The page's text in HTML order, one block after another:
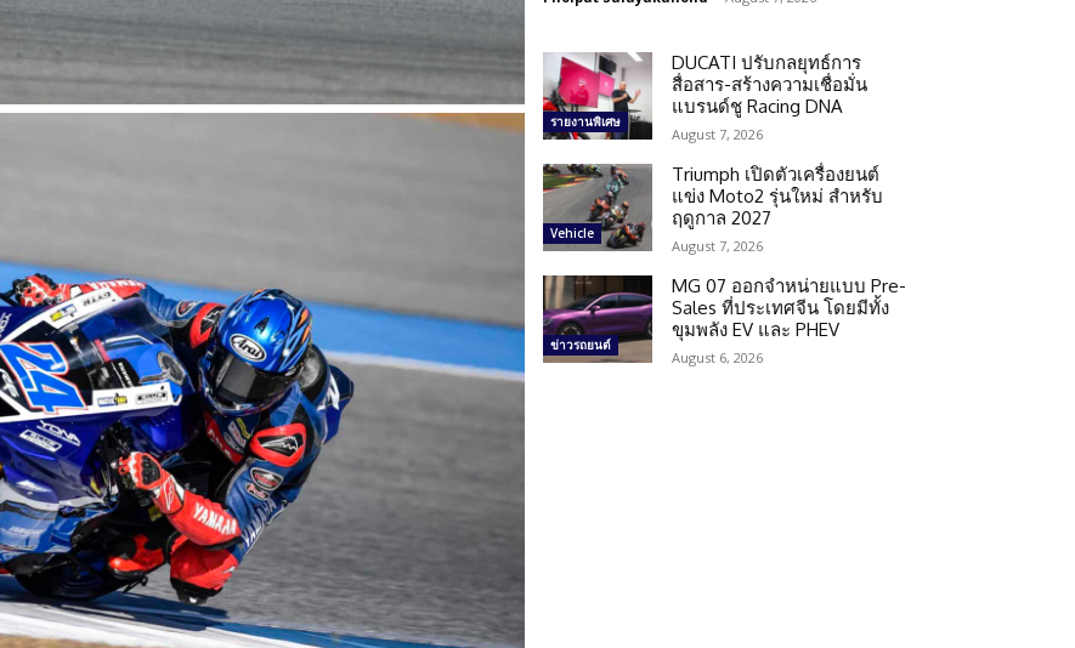
รายงานพิเศษ
DUCATI ปรับกลยุทธ์การ
สื่อสาร-สร้างความเชื่อมั่น
แบรนด์ชู Racing DNA
August 7, 2026
Vehicle
Triumph เปิดตัวเครื่องยนต์
แข่ง Moto2 รุ่นใหม่ สำหรับ
ฤดูกาล 2027
August 7, 2026
ข่าวรถยนต์
MG 07 ออกจำหน่ายแบบ Pre-
Sales ที่ประเทศจีน โดยมีทั้ง
ขุมพลัง EV และ PHEV
August 6, 2026